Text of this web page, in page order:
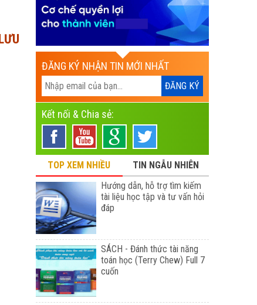
ĐĂNG KÝ NHẬN TIN MỚI NHẤT
Kết nối & Chia sẻ:
TOP XEM NHIỀU
TIN NGẪU NHIÊN
Hướng dẫn, hỗ trợ tìm kiếm
tài liệu học tập và tư vấn hỏi
đáp
SÁCH - Đánh thức tài năng
toán học (Terry Chew) Full 7
cuốn